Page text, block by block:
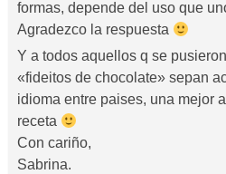
formas, depende del uso que
Agradezco la respuesta
Y a todos aquellos q se
«fideitos de chocolate» sepan
idioma entre paises, una mejor
receta
Con cariño,
Sabrina.